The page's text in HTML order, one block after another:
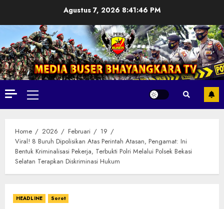
Agustus 7, 2026 8:41:47 PM
Primary
Menu
Home 2026 Februari
19
Viral! 8 Buruh Dipolisikan Atas Perintah Atasan, Pengamat: Ini
Bentuk Kriminalisasi Pekerja, Terbukti Polri Melalui Polsek Bekasi
Selatan Terapkan Diskriminasi Hukum
HEADLINE Sorot